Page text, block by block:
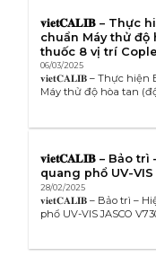
𝐯𝐢𝐞𝐭𝐂𝐀𝐋𝐈𝐁 – Thực
chuẩn Máy thử độ
thuốc 8 vị trí
06/03/2025
𝐯𝐢𝐞𝐭𝐂𝐀𝐋𝐈𝐁 – Thực
Máy thử độ hòa tan
𝐯𝐢𝐞𝐭𝐂𝐀𝐋𝐈𝐁 – Bảo
quang phổ UV-VIS
28/02/2025
𝐯𝐢𝐞𝐭𝐂𝐀𝐋𝐈𝐁 – Bảo trì –
phổ UV-VIS JASCO V730